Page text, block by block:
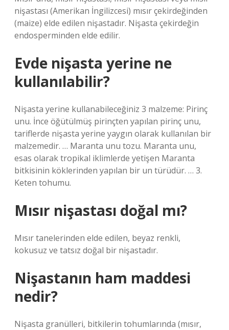
nişastası (Amerikan İngilizcesi) mısır çekirdeğinden
(maize) elde edilen nişastadır. Nişasta çekirdeğin
endosperminden elde edilir.
Evde nişasta yerine ne
kullanılabilir?
Nişasta yerine kullanabileceğiniz 3 malzeme: Pirinç
unu. İnce öğütülmüş pirinçten yapılan pirinç unu,
tariflerde nişasta yerine yaygın olarak kullanılan bir
malzemedir. … Maranta unu tozu. Maranta unu,
esas olarak tropikal iklimlerde yetişen Maranta
bitkisinin köklerinden yapılan bir un türüdür. … 3.
Keten tohumu.
Mısır nişastası doğal mı?
Mısır tanelerinden elde edilen, beyaz renkli,
kokusuz ve tatsız doğal bir nişastadır.
Nişastanın ham maddesi
nedir?
Nişasta granülleri, bitkilerin tohumlarında (mısır,